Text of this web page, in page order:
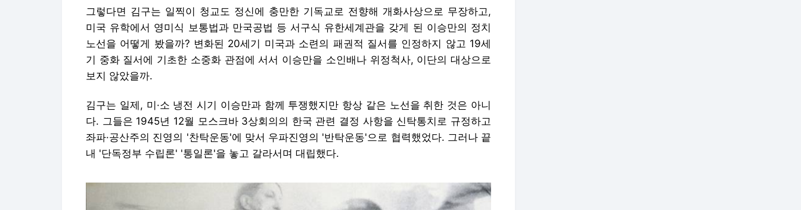
그렇다면 김구는 일찍이 청교도 정신에 충만한 기독교로 전향해 개화사상으로 무장하고,
미국 유학에서 영미식 보통법과 만국공법 등 서구식 유한세계관을 갖게 된 이승만의 정치
노선을 어떻게 봤을까? 변화된 20세기 미국과 소련의 패권적 질서를 인정하지 않고 19세
기 중화 질서에 기초한 소중화 관점에 서서 이승만을 소인배나 위정척사, 이단의 대상으로
보지 않았을까.
김구는 일제, 미·소 냉전 시기 이승만과 함께 투쟁했지만 항상 같은 노선을 취한 것은 아니
다. 그들은 1945년 12월 모스크바 3상회의의 한국 관련 결정 사항을 신탁통치로 규정하고
좌파·공산주의 진영의 '찬탁운동'에 맞서 우파진영의 '반탁운동'으로 협력했었다. 그러나 끝
내 '단독정부 수립론' '통일론'을 놓고 갈라서며 대립했다.